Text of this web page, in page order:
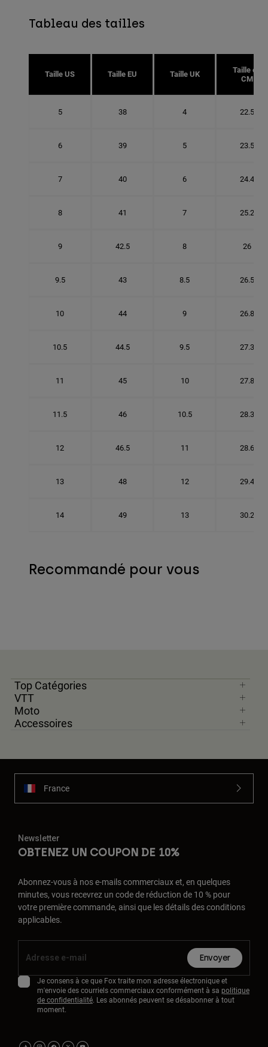
Tableau des tailles
Taille US Taille EU Taille UK
Taille en
CM
5 38 4 22.5
6 39 5 23.5
7 40 6 24.4
8 41 7 25.2
9 42.5 8 26
9.5 43 8.5 26.5
10 44 9 26.8
10.5 44.5 9.5 27.3
11 45 10 27.8
11.5 46 10.5 28.3
12 46.5 11 28.6
13 48 12 29.4
14 49 13 30.2
Recommandé pour vous
Top Catégories
VTT
Moto
Accessoires
France
Newsletter
OBTENEZ UN COUPON DE 10%
Abonnez-vous à nos e-mails commerciaux et, en quelques
minutes, vous recevrez un code de réduction de 10 % pour
votre première commande, ainsi que les détails des conditions
applicables.
Envoyer
Je consens à ce que Fox traite mon adresse électronique et
m'envoie des courriels commerciaux conformément à sa politique
de confidentialité. Les abonnés peuvent se désabonner à tout
moment.